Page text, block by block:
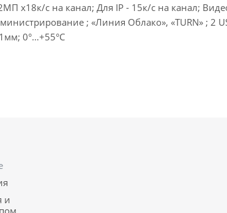
х18к/с на канал; Для IP - 15к/с на канал;
; «Линия Облако», «TURN» ; 2
0°…+55°C
и